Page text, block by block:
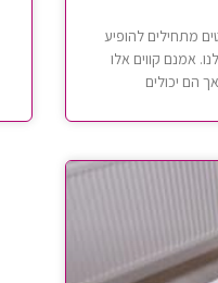
מתחילים להופיע
אמנם קווים אלו
הם יכולים